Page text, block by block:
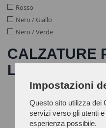
Impostazioni
Questo sito utilizza dei
servizi verso gli utenti
esperienza possibile.
Rosso
Nero / Giallo
Nero / Verde
CALZATURE
LIBERO